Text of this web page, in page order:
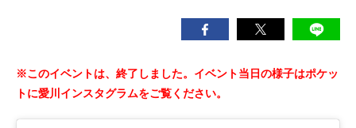
※このイベントは、終了しました。イベント当日の様子はポケッ
トに愛川インスタグラムをご覧ください。